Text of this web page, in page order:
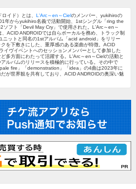
イド）とは、 L'Arc～en～Cielのメンバー、yukihiroの
年からyukihiro名義で活動開始、1stシングル「ring the
ソフト「Devil May Cry」で使用された。L'Arc～en～
ACID ANDROIDでは自らボーカルを務め、トラック制
ニットと同名の1stアルバム「acid android」をリリー
を下敷きにした、重厚感のある楽曲が特徴。ACID
イヴイベントへのセッションメンバーとして参加した
多方面にわたって活躍する。L'Arc～en～Cielの活動と
ルバムのリリースを積極的に行っている。その中で
fire」「demonstration」「idea」の4曲は2023年に
が世界観を共有しており、ACID ANDROIDの奥深い魅